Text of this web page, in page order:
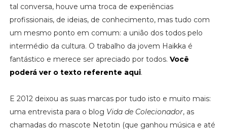
tal conversa, houve uma troca de experiências
profissionais, de ideias, de conhecimento, mas tudo com
um mesmo ponto em comum: a união dos todos pelo
intermédio da cultura. O trabalho da jovem Haikka é
fantástico e merece ser apreciado por todos. Você
poderá ver o texto referente aqui.
E 2012 deixou as suas marcas por tudo isto e muito mais:
uma entrevista para o blog Vida de Colecionador, as
chamadas do mascote Netotin (que ganhou música e até